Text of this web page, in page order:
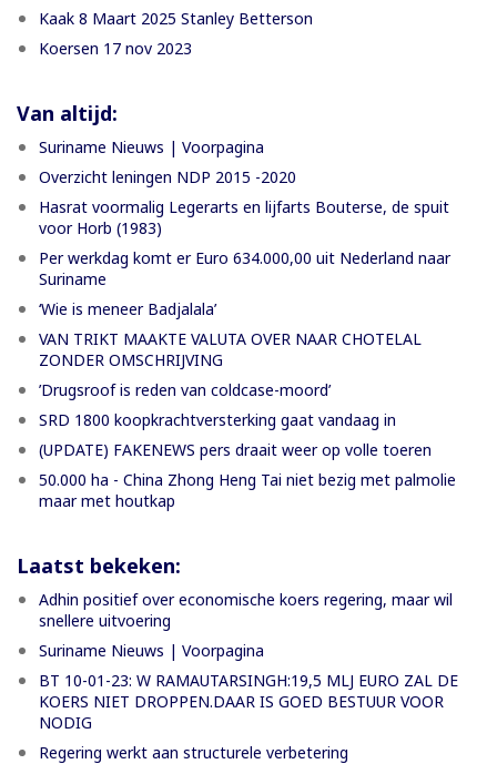
Kaak 8 Maart 2025 Stanley Betterson
Koersen 17 nov 2023
Van altijd:
Suriname Nieuws | Voorpagina
Overzicht leningen NDP 2015 -2020
Hasrat voormalig Legerarts en lijfarts Bouterse, de spuit
voor Horb (1983)
Per werkdag komt er Euro 634.000,00 uit Nederland naar
Suriname
‘Wie is meneer Badjalala’
VAN TRIKT MAAKTE VALUTA OVER NAAR CHOTELAL
ZONDER OMSCHRIJVING
’Drugsroof is reden van coldcase-moord’
SRD 1800 koopkrachtversterking gaat vandaag in
(UPDATE) FAKENEWS pers draait weer op volle toeren
50.000 ha - China Zhong Heng Tai niet bezig met palmolie
maar met houtkap
Laatst bekeken:
Adhin positief over economische koers regering, maar wil
snellere uitvoering
Suriname Nieuws | Voorpagina
BT 10-01-23: W RAMAUTARSINGH:19,5 MLJ EURO ZAL DE
KOERS NIET DROPPEN.DAAR IS GOED BESTUUR VOOR
NODIG
Regering werkt aan structurele verbetering